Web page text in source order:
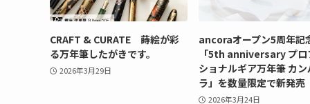
CRAFT & CURATE 蒔絵が彩
る万年筆したがきです。
2026年3月29日
ancoraオープン5周年記
「5th anniversary プロ
ショナルギア万年筆 カ
ラ」を数量限定で新発売
2026年3月24日